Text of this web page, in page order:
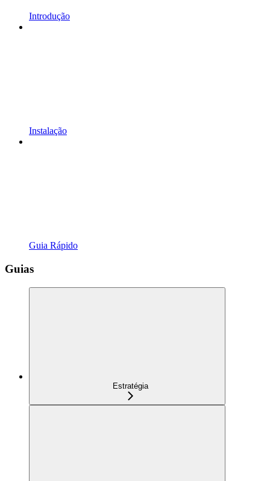
Introdução
Instalação
Guia Rápido
Guias
Estratégia